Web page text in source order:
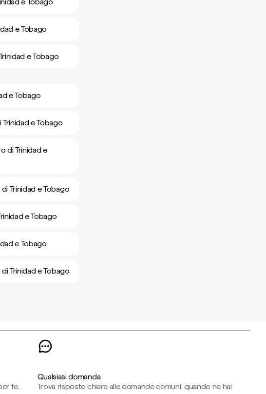
e Tobago
e Tobago
e Tobago
e Tobago
di Trinidad e
Trinidad e Tobago
e Tobago
e Tobago
Trinidad e Tobago
te.
Qualsiasi domanda
Trova risposte chiare alle domande comuni, quando ne hai